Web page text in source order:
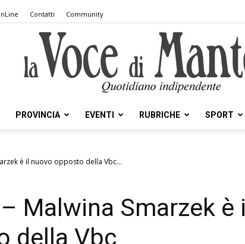
Contatti Community
Voce
PROVINCIA EVENTI RUBRICHE SPORT
è il nuovo opposto della Vbc...
Malwina Smarzek è il
della Vbc